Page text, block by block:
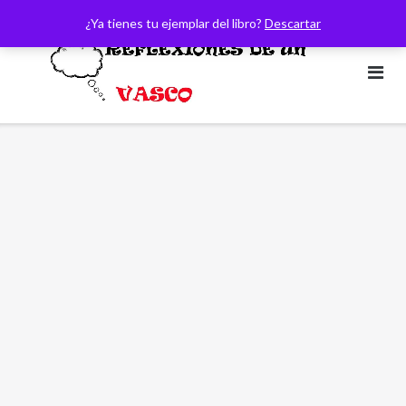
¿Ya tienes tu ejemplar del libro? Descartar
contenido